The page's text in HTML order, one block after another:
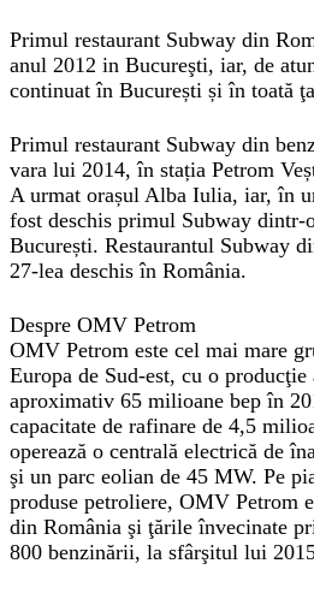
Primul restaurant Subway din
anul 2012 in Bucureşti, iar, de
continuat în București și în toată
Primul restaurant Subway din
vara lui 2014, în stația Petrom
A urmat orașul Alba Iulia, iar, în
fost deschis primul Subway dintr-
București. Restaurantul Subway
27-lea deschis în România.
Despre OMV Petrom
OMV Petrom este cel mai mare
Europa de Sud-est, cu o
aproximativ 65 milioane bep în
capacitate de rafinare de 4,5
operează o centrală electrică de
şi un parc eolian de 45 MW. Pe
produse petroliere, OMV Petrom
din România şi ţările învecinate
800 benzinării, la sfârşitul lui